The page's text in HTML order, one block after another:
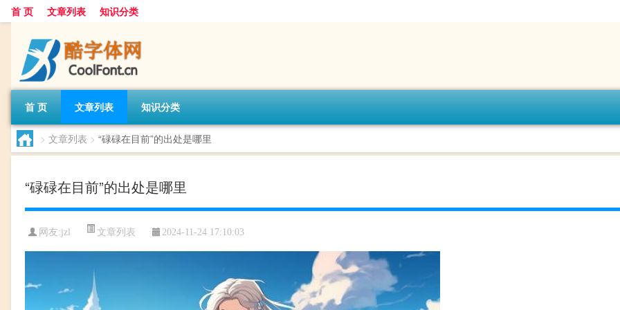
首 页 文章列表 知识分类
首 页 文章列表 知识分类
> 文章列表 > “碌碌在目前”的出处是哪里
“碌碌在目前”的出处是哪里
网友:jzl 文章列表 2024-11-24 17:10:03